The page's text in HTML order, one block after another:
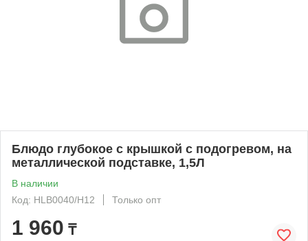
Блюдо глубокое с крышкой с подогревом, на
металлической подставке, 1,5Л
В наличии
Код: HLB0040/H12
Только опт
1 960 ₸